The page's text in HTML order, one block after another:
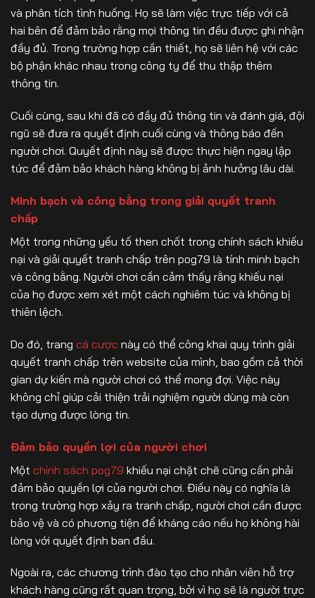
và phân tích tình huống. Họ sẽ làm việc trực tiếp với cả
hai bên để đảm bảo rằng mọi thông tin đều được ghi nhận
đầy đủ. Trong trường hợp cần thiết, họ sẽ liên hệ với các
bộ phận khác nhau trong công ty để thu thập thêm
thông tin.
Cuối cùng, sau khi đã có đầy đủ thông tin và đánh giá, đội
ngũ sẽ đưa ra quyết định cuối cùng và thông báo đến
người chơi. Quyết định này sẽ được thực hiện ngay lập
tức để đảm bảo khách hàng không bị ảnh hưởng lâu dài.
Minh bạch và công bằng trong giải quyết tranh
chấp
Một trong những yếu tố then chốt trong chính sách khiếu
nại và giải quyết tranh chấp trên pog79 là tính minh bạch
và công bằng. Người chơi cần cảm thấy rằng khiếu nại
của họ được xem xét một cách nghiêm túc và không bị
thiên lệch.
Do đó, trang cá cược này có thể công khai quy trình giải
quyết tranh chấp trên website của mình, bao gồm cả thời
gian dự kiến mà người chơi có thể mong đợi. Việc này
không chỉ giúp cải thiện trải nghiệm người dùng mà còn
tạo dựng được lòng tin.
Đảm bảo quyền lợi của người chơi
Một chính sách pog79 khiếu nại chặt chẽ cũng cần phải
đảm bảo quyền lợi của người chơi. Điều này có nghĩa là
trong trường hợp xảy ra tranh chấp, người chơi cần được
bảo vệ và có phương tiện để kháng cáo nếu họ không hài
lòng với quyết định ban đầu.
Ngoài ra, các chương trình đào tạo cho nhân viên hỗ trợ
khách hàng cũng rất quan trọng, bởi vì họ sẽ là người trực